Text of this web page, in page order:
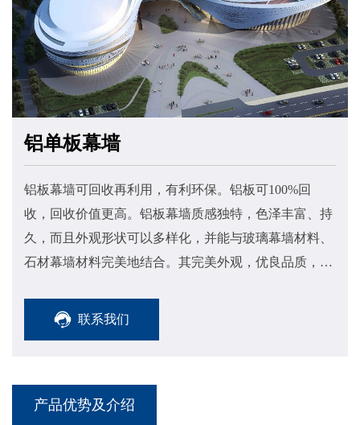
铝单板幕墙
铝板幕墙可回收再利用，有利环保。铝板可100%回
收，回收价值更高。铝板幕墙质感独特，色泽丰富、持
久，而且外观形状可以多样化，并能与玻璃幕墙材料、
石材幕墙材料完美地结合。其完美外观，优良品质，使
联系我们
产品优势及介绍